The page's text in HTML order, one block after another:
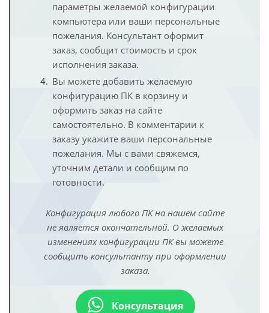
параметры желаемой конфигурации
компьютера или ваши персональные
пожелания. Консультант оформит
заказ, сообщит стоимость и срок
исполнения заказа.
Вы можете добавить желаемую
конфигурацию ПК в корзину и
оформить заказ на сайте
самостоятельно. В комментарии к
заказу укажите ваши персональные
пожелания. Мы с вами свяжемся,
уточним детали и сообщим по
готовности.
Конфигурация любого ПК на нашем сайте
не является окончательной. О желаемых
изменениях конфигурации ПК вы можете
сообщить консультанту при оформлении
заказа.
Консультация